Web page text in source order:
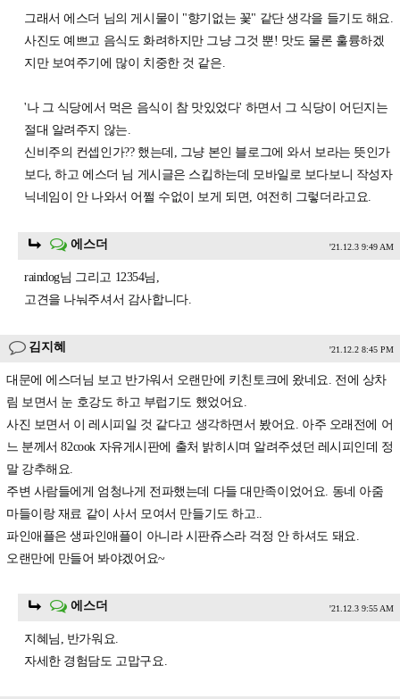
그래서 에스더 님의 게시물이 "향기없는 꽃" 같단 생각을 들기도 해요.
사진도 예쁘고 음식도 화려하지만 그냥 그것 뿐! 맛도 물론 훌륭하겠
지만 보여주기에 많이 치중한 것 같은.
'나 그 식당에서 먹은 음식이 참 맛있었다' 하면서 그 식당이 어딘지는
절대 알려주지 않는.
신비주의 컨셉인가?? 했는데, 그냥 본인 블로그에 와서 보라는 뜻인가
보다, 하고 에스더 님 게시글은 스킵하는데 모바일로 보다보니 작성자
닉네임이 안 나와서 어쩔 수없이 보게 되면, 여전히 그렇더라고요.
에스더 '21.12.3 9:49 AM
raindog님 그리고 12354님,
고견을 나눠주셔서 감사합니다.
김지혜 '21.12.2 8:45 PM
대문에 에스더님 보고 반가워서 오랜만에 키친토크에 왔네요. 전에 상차
림 보면서 눈 호강도 하고 부럽기도 했었어요.
사진 보면서 이 레시피일 것 같다고 생각하면서 봤어요. 아주 오래전에 어
느 분께서 82cook 자유게시판에 출처 밝히시며 알려주셨던 레시피인데 정
말 강추해요.
주변 사람들에게 엄청나게 전파했는데 다들 대만족이었어요. 동네 아줌
마들이랑 재료 같이 사서 모여서 만들기도 하고..
파인애플은 생파인애플이 아니라 시판쥬스라 걱정 안 하셔도 돼요.
오랜만에 만들어 봐야겠어요~
에스더 '21.12.3 9:55 AM
지혜님, 반가워요.
자세한 경험담도 고맙구요.